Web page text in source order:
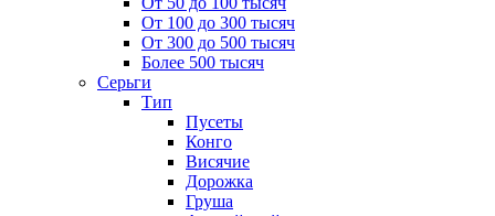
От 100 до 300 тысяч
От 300 до 500 тысяч
Более 500 тысяч
Серьги
Тип
Пусеты
Конго
Висячие
Дорожка
Груша